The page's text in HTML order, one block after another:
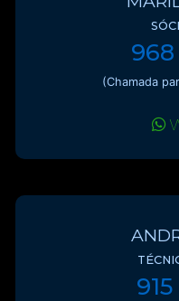
(Chamada